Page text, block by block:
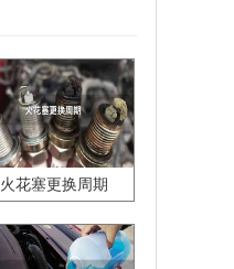
火花塞更换周期